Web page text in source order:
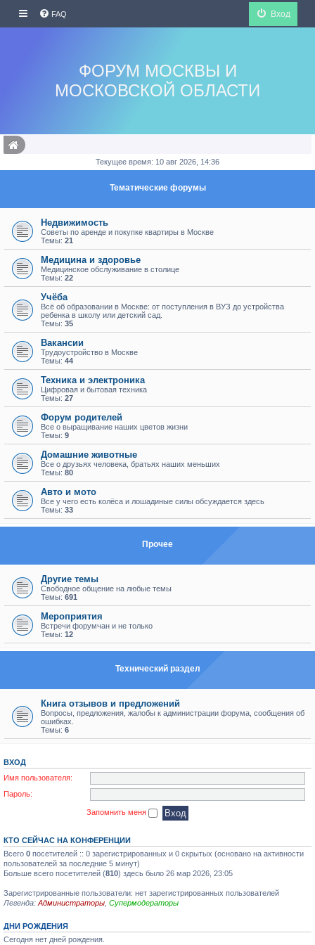
FAQ Вход
ФОРУМ МОСКВЫ И
МОСКОВСКОЙ ОБЛАСТИ
Текущее время: 10 авг 2026, 14:36
Тематические форумы
Недвижимость
Советы по аренде и покупке квартиры в Москве
Темы: 21
Медицина и здоровье
Медицинское обслуживание в столице
Темы: 22
Учёба
Всё об образовании в Москве: от поступления в ВУЗ до устройства
ребенка в школу или детский сад.
Темы: 35
Вакансии
Трудоустройство в Москве
Темы: 44
Техника и электроника
Цифровая и бытовая техника
Темы: 27
Форум родителей
Все о выращивание наших цветов жизни
Темы: 9
Домашние животные
Все о друзьях человека, братьях наших меньших
Темы: 80
Авто и мото
Все у чего есть колёса и лошадиные силы обсуждается здесь
Темы: 33
Прочее
Другие темы
Свободное общение на любые темы
Темы: 691
Мероприятия
Встречи форумчан и не только
Темы: 12
Технический раздел
Книга отзывов и предложений
Вопросы, предложения, жалобы к администрации форума, сообщения об
ошибках.
Темы: 6
ВХОД
Имя пользователя:
Пароль:
Запомнить меня
КТО СЕЙЧАС НА КОНФЕРЕНЦИИ
Всего 0 посетителей :: 0 зарегистрированных и 0 скрытых (основано на активности
пользователей за последние 5 минут)
Больше всего посетителей (810) здесь было 26 мар 2026, 23:05
Зарегистрированные пользователи: нет зарегистрированных пользователей
Легенда: Администраторы Супермодераторы
ДНИ РОЖДЕНИЯ
Сегодня нет дней рождения.